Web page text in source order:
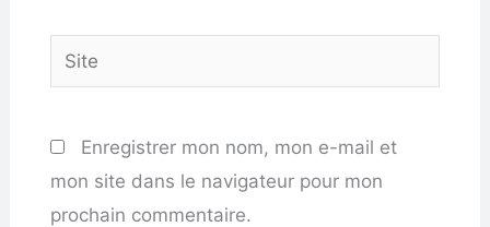
Site
Enregistrer mon nom, mon e-mail et
mon site dans le navigateur pour mon
prochain commentaire.